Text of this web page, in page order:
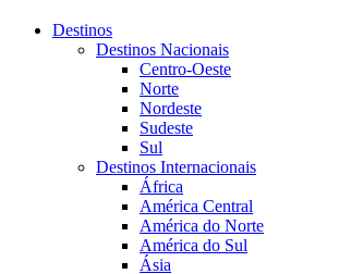
Destinos
Destinos Nacionais
Centro-Oeste
Norte
Nordeste
Sudeste
Sul
Destinos Internacionais
África
América Central
América do Norte
América do Sul
Ásia